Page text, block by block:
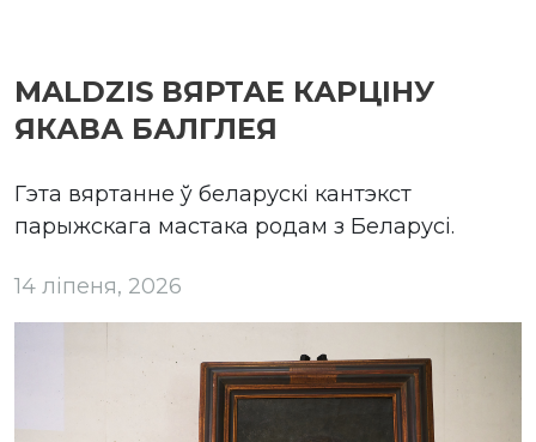
MALDZIS ВЯРТАЕ КАРЦІНУ
ЯКАВА БАЛГЛЕЯ
Гэта вяртанне ў беларускі кантэкст
парыжскага мастака родам з Беларусі.
14 ліпеня, 2026